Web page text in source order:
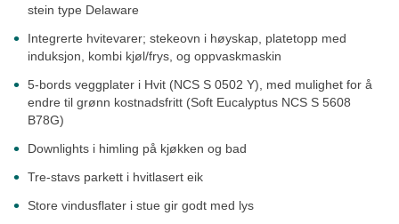
stein type Delaware
Integrerte hvitevarer; stekeovn i høyskap, platetopp med
induksjon, kombi kjøl/frys, og oppvaskmaskin
5-bords veggplater i Hvit (NCS S 0502 Y) , med mulighet for å
endre til grønn kostnadsfritt (Soft Eucalyptus NCS S 5608
B78G)
Downlights i himling på kjøkken og bad
Tre-stavs parkett i hvitlasert eik
Store vindusflater i stue gir godt med lys